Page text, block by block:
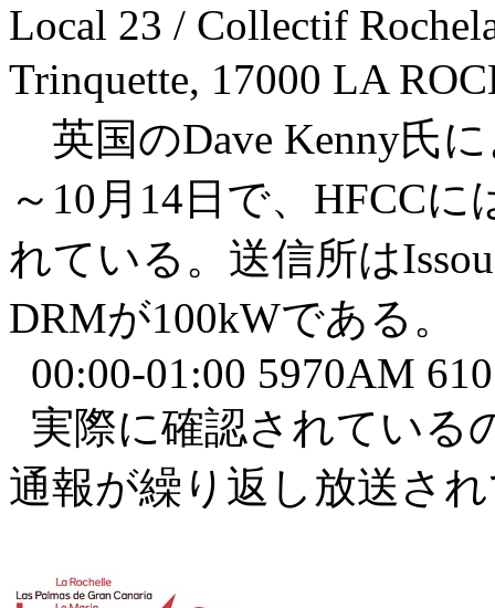
Local 23 / Collectif
Trinquette, 17000 LA
英国のDave Kenny氏
～10月14日で、HFCC
れている。送信所は
DRMが100kWである。
00:00-01:00 5970AM
実際に確認されている
通報が繰り返し放送さ